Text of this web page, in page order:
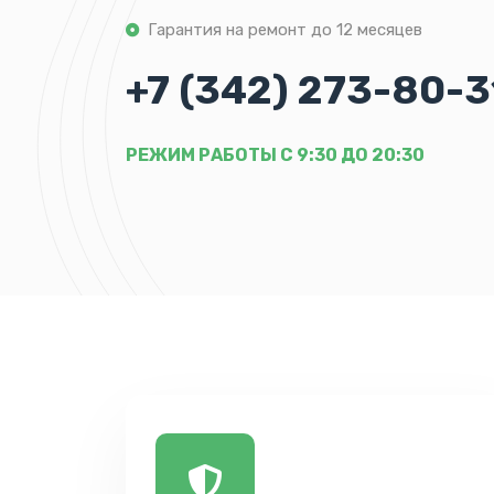
Гарантия на ремонт до 12 месяцев
+7 (342) 273-80-
РЕЖИМ РАБОТЫ С 9:30 ДО 20:30